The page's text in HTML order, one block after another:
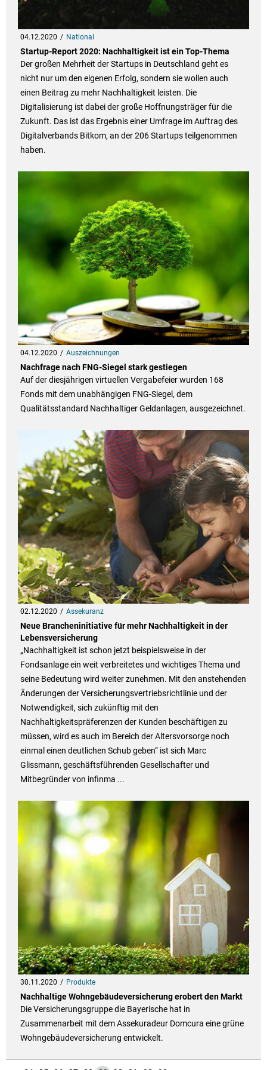
04.12.2020 National
Startup-Report 2020: Nachhaltigkeit ist ein Top-Thema
Der großen Mehrheit der Startups in Deutschland geht es
nicht nur um den eigenen Erfolg, sondern sie wollen auch
einen Beitrag zu mehr Nachhaltigkeit leisten. Die
Digitalisierung ist dabei der große Hoffnungsträger für die
Zukunft. Das ist das Ergebnis einer Umfrage im Auftrag des
Digitalverbands Bitkom, an der 206 Startups teilgenommen
haben.
04.12.2020 Auszeichnungen
Nachfrage nach FNG-Siegel stark gestiegen
Auf der diesjährigen virtuellen Vergabefeier wurden 168
Fonds mit dem unabhängigen FNG-Siegel, dem
Qualitätsstandard Nachhaltiger Geldanlagen, ausgezeichnet.
02.12.2020 Assekuranz
Neue Brancheninitiative für mehr Nachhaltigkeit in der
Lebensversicherung
„Nachhaltigkeit ist schon jetzt beispielsweise in der
Fondsanlage ein weit verbreitetes und wichtiges Thema und
seine Bedeutung wird weiter zunehmen. Mit den anstehenden
Änderungen der Versicherungsvertriebsrichtlinie und der
Notwendigkeit, sich zukünftig mit den
Nachhaltigkeitspräferenzen der Kunden beschäftigen zu
müssen, wird es auch im Bereich der Altersvorsorge noch
einmal einen deutlichen Schub geben“ ist sich Marc
Glissmann, geschäftsführenden Gesellschafter und
Mitbegründer von infinma ...
30.11.2020 Produkte
Nachhaltige Wohngebäudeversicherung erobert den Markt
Die Versicherungsgruppe die Bayerische hat in
Zusammenarbeit mit dem Assekuradeur Domcura eine grüne
Wohngebäudeversicherung entwickelt.